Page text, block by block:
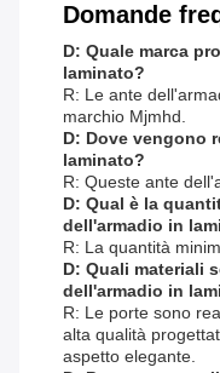
Domande
D: Quale marca
laminato?
R: Le ante
marchio Mjmhd.
D: Dove vengono
laminato?
R: Queste ante
D: Qual è la
dell'armadio in
R: La quantità
D: Quali materiali
dell'armadio in
R: Le porte sono
alta qualità
aspetto elegante.